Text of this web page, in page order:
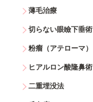
薄毛治療
切らない眼瞼下垂術
粉瘤（アテローマ）
ヒアルロン酸隆鼻術
二重埋没法